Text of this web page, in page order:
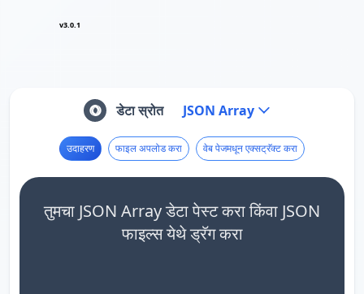
v3.0.1
डेटा स्रोत JSON Array
उदाहरण फाइल अपलोड करा वेब पेजमधून एक्सट्रॅक्ट करा
तुमचा JSON Array डेटा पेस्ट करा किंवा JSON
फाइल्स येथे ड्रॅग करा